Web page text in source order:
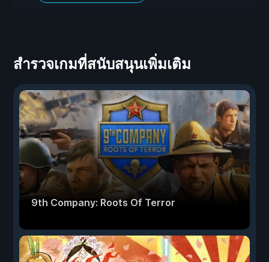
สำรวจเกมที่สนับสนุนเพิ่มเติม
9th Company: Roots Of Terror